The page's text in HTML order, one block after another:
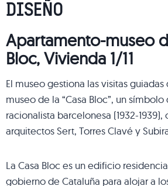
DISEÑO
Apartamento-museo
Bloc, Vivienda 1/11
El museo gestiona las visitas
museo de la “Casa Bloc”, un
racionalista barcelonesa (1932-1939),
arquitectos Sert, Torres Clavé y
La Casa Bloc es un edificio
gobierno de Cataluña para alojar a